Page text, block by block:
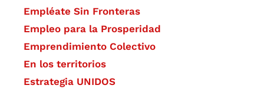
Empléate Sin Fronteras
Empleo para la Prosperidad
Emprendimiento Colectivo
En los territorios
Estrategia UNIDOS